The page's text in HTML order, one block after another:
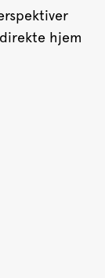
hjem